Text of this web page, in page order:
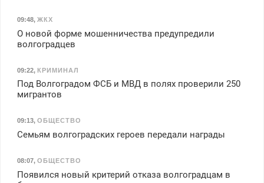
09:48, ЖКХ
О новой форме мошенничества предупредили
волгоградцев
09:22, КРИМИНАЛ
Под Волгоградом ФСБ и МВД в полях проверили 250
мигрантов
09:13, ОБЩЕСТВО
Семьям волгоградских героев передали награды
08:07, ОБЩЕСТВО
Появился новый критерий отказа волгоградцам в